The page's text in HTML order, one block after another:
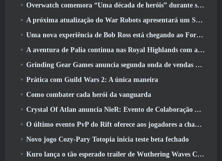
Overwatch comemora “Uma década de heróis” durante seu 10º aniversário
A próxima atualização do War Robots apresentará um Sniper inspirado em Lovecraft
Uma nova experiência de Bob Ross está chegando ao Fortnite
A aventura de Palia continua nas Royal Highlands com a atualização de hoje
Grinding Gear Games anuncia segunda onda de vendas de ingressos ExileCon
Prática com Guild Wars 2: A única maneira
Como combater cada herói da vanguarda
Crystal Of Atlan anuncia NieR: Evento de Colaboração Automata
O último evento PvP do Rift oferece aos jogadores a chance de ganhar até 4000 Créditos e um novo título
Novo jogo Cozy-Pary Totopia inicia teste beta fechado
Kuro lança o tão esperado trailer de Wuthering Waves Cyberpunk: Crossover de Edgerunners